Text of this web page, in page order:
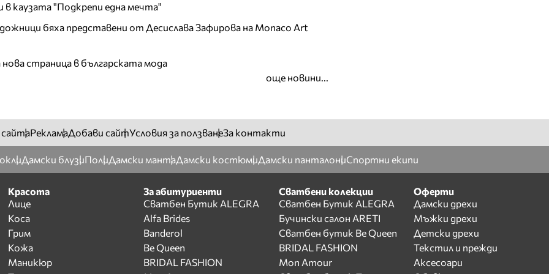
в каузата "Подкрепи една мечта"
бяха представени от Десислава Зафирова на Monaco Art
страница в българската мода
още новини...
сайтаРекламаДобави сайтУсловия за ползванеЗа контакти
Дамски блузиПолиДамски мантаДамски костюмиДамски панталониСпортни екипи
Красота
Лице
Коса
Грим
Кожа
Маникюр
За абитуриенти
Сватбен Бутик ALEGRA
Alfa Brides
Banderol
Be Queen
BRIDAL FASHION
Сватбени колекции
Сватбен Бутик ALEGRA
Бучински салон ARETI
Сватбен бутик Be Queen
BRIDAL FASHION
Mon Amour
Оферти
Дамски дрехи
Мъжки дрехи
Детски дрехи
Текстил и прежди
Аксесоари